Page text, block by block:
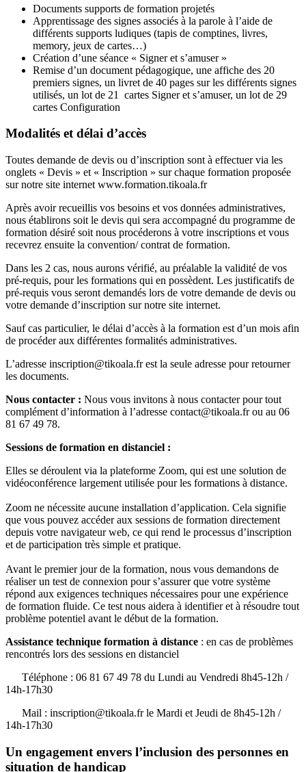
Documents supports de formation projetés
Apprentissage des signes associés à la parole à l’aide de
différents supports ludiques (tapis de comptines, livres,
memory, jeux de cartes…)
Création d’une séance « Signer et s’amuser »
Remise d’un document pédagogique, une affiche des 20
premiers signes, un livret de 40 pages sur les différents signes
utilisés, un lot de 21 cartes Signer et s’amuser, un lot de 29
cartes Configuration
Modalités et délai d’accès
Toutes demande de devis ou d’inscription sont à effectuer via les
onglets « Devis » et « Inscription » sur chaque formation proposée
sur notre site internet www.formation.tikoala.fr
Après avoir recueillis vos besoins et vos données administratives,
nous établirons soit le devis qui sera accompagné du programme de
formation désiré soit nous procéderons à votre inscriptions et vous
recevrez ensuite la convention/ contrat de formation.
Dans les 2 cas, nous aurons vérifié, au préalable la validité de vos
pré-requis, pour les formations qui en possèdent. Les justificatifs de
pré-requis vous seront demandés lors de votre demande de devis ou
votre demande d’inscription sur notre site internet.
Sauf cas particulier, le délai d’accès à la formation est d’un mois afin
de procéder aux différentes formalités administratives.
L’adresse inscription@tikoala.fr est la seule adresse pour retourner
les documents.
Nous contacter : Nous vous invitons à nous contacter pour tout
complément d’information à l’adresse contact@tikoala.fr ou au 06
81 67 49 78.
Sessions de formation en distanciel :
Elles se déroulent via la plateforme Zoom, qui est une solution de
vidéoconférence largement utilisée pour les formations à distance.
Zoom ne nécessite aucune installation d’application. Cela signifie
que vous pouvez accéder aux sessions de formation directement
depuis votre navigateur web, ce qui rend le processus d’inscription
et de participation très simple et pratique.
Avant le premier jour de la formation, nous vous demandons de
réaliser un test de connexion pour s’assurer que votre système
répond aux exigences techniques nécessaires pour une expérience
de formation fluide. Ce test nous aidera à identifier et à résoudre tout
problème potentiel avant le début de la formation.
Assistance technique formation à distance : en cas de problèmes
rencontrés lors des sessions en distanciel
Téléphone : 06 81 67 49 78 du Lundi au Vendredi 8h45-12h /
14h-17h30
Mail : inscription@tikoala.fr le Mardi et Jeudi de 8h45-12h /
14h-17h30
Un engagement envers l’inclusion des personnes en
situation de handicap